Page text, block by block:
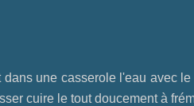
une casserole l'eau avec
cuire le tout doucement à